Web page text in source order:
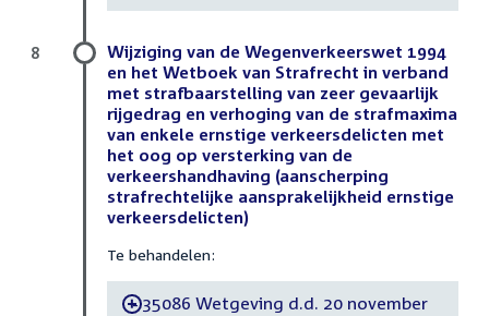
Wijziging van de Wegenverkeerswet 1994
en het Wetboek van Strafrecht in verband
met strafbaarstelling van zeer gevaarlijk
rijgedrag en verhoging van de strafmaxima
van enkele ernstige verkeersdelicten met
het oog op versterking van de
verkeershandhaving (aanscherping
strafrechtelijke aansprakelijkheid ernstige
verkeersdelicten)
Te behandelen:
-35086 Wetgeving d.d. 20 november
8